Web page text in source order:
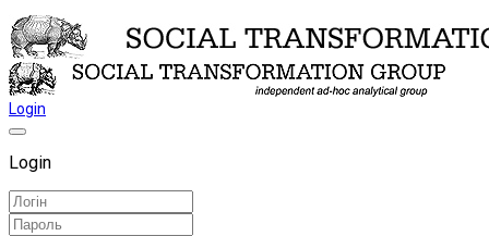
Login
Login